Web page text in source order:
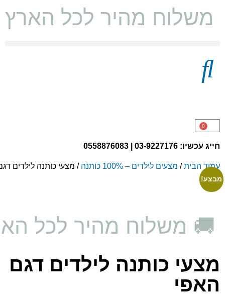
משלוח מהיר לכל הארץ
0
חייג עכשיו: 03-9227176 | 0558876083
עמוד הבית/ מצעים לילדים – 100% כותנה
/ מצעי כותנה לילדים
האפי
מבצע!
🚚 משלוח מהיר לכל
מצעי כותנה לילדים דגם
האפי